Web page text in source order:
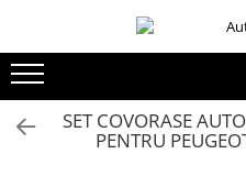
Oferta Saptamanii
SET COVORASE
PENTRU